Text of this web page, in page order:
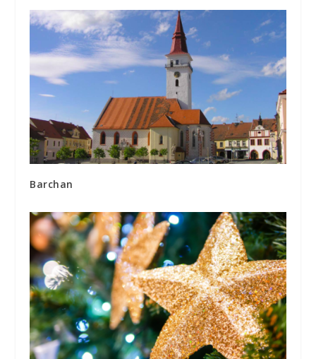
Barchan